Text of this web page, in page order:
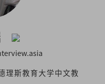
理斯教育大学中文教